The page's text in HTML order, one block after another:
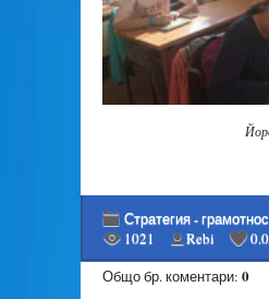
Стратегия -
1021
Rebi 0.0
Общо бр. коментари: 0